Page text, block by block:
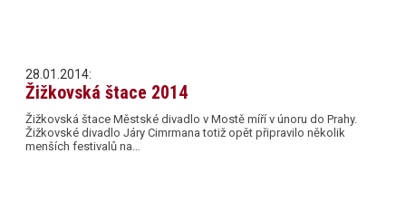
28.01.2014:
Žižkovská štace 2014
Žižkovská štace Městské divadlo v Mostě míří v únoru do Prahy.
Žižkovské divadlo Járy Cimrmana totiž opět připravilo několik
menších festivalů na…